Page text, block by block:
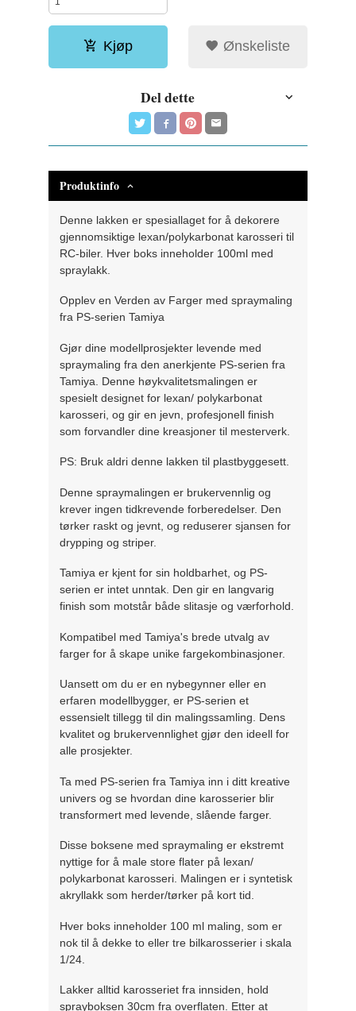
Kjøp Ønskeliste
Del dette
Produktinfo
Denne lakken er spesiallaget for å dekorere
gjennomsiktige lexan/polykarbonat karosseri til
RC-biler. Hver boks inneholder 100ml med
spraylakk.
Opplev en Verden av Farger med spraymaling
fra PS-serien Tamiya
Gjør dine modellprosjekter levende med
spraymaling fra den anerkjente PS-serien fra
Tamiya. Denne høykvalitetsmalingen er
spesielt designet for lexan/ polykarbonat
karosseri, og gir en jevn, profesjonell finish
som forvandler dine kreasjoner til mesterverk.
PS: Bruk aldri denne lakken til plastbyggesett.
Denne spraymalingen er brukervennlig og
krever ingen tidkrevende forberedelser. Den
tørker raskt og jevnt, og reduserer sjansen for
drypping og striper.
Tamiya er kjent for sin holdbarhet, og PS-
serien er intet unntak. Den gir en langvarig
finish som motstår både slitasje og værforhold.
Kompatibel med Tamiya's brede utvalg av
farger for å skape unike fargekombinasjoner.
Uansett om du er en nybegynner eller en
erfaren modellbygger, er PS-serien et
essensielt tillegg til din malingssamling. Dens
kvalitet og brukervennlighet gjør den ideell for
alle prosjekter.
Ta med PS-serien fra Tamiya inn i ditt kreative
univers og se hvordan dine karosserier blir
transformert med levende, slående farger.
Disse boksene med spraymaling er ekstremt
nyttige for å male store flater på lexan/
polykarbonat karosseri. Malingen er i syntetisk
akryllakk som herder/tørker på kort tid.
Hver boks inneholder 100 ml maling, som er
nok til å dekke to eller tre bilkarosserier i skala
1/24.
Lakker alltid karosseriet fra innsiden, hold
sprayboksen 30cm fra overflaten. Etter at